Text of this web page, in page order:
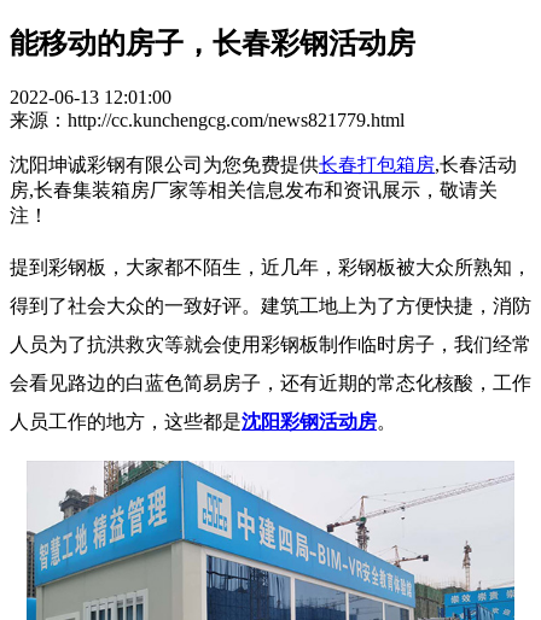
能移动的房子，长春彩钢活动房
2022-06-13 12:01:00
来源：http://cc.kunchengcg.com/news821779.html
沈阳坤诚彩钢有限公司为您免费提供长春打包箱房,长春活动
房,长春集装箱房厂家等相关信息发布和资讯展示，敬请关
注！
提到彩钢板，大家都不陌生，近几年，彩钢板被大众所熟知，
得到了社会大众的一致好评。建筑工地上为了方便快捷，消防
人员为了抗洪救灾等就会使用彩钢板制作临时房子，我们经常
会看见路边的白蓝色简易房子，还有近期的常态化核酸，工作
人员工作的地方，这些都是沈阳彩钢活动房。